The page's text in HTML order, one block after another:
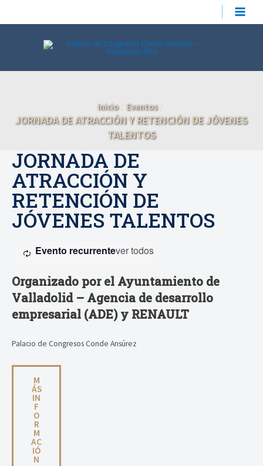
MAIN
Inicio Eventos
JORNADA DE ATRACCIÓN Y RETENCIÓN DE JÓVENES
TALENTOS
JORNADA DE
ATRACCIÓN Y
RETENCIÓN DE
JÓVENES TALENTOS
Evento recurrentever todos
Organizado por el Ayuntamiento de
Valladolid – Agencia de desarrollo
empresarial (ADE) y RENAULT
Palacio de Congresos Conde Ansúrez
M
ÁS
IN
F
O
R
M
AC
IÓ
N